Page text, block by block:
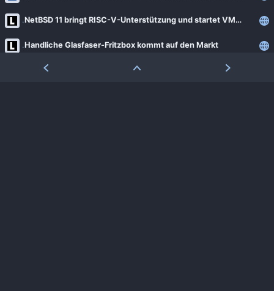
NetBSD 11 bringt RISC-V-Unterstützung und startet VMs schneller
Handliche Glasfaser-Fritzbox kommt auf den Markt
Lazyjournal vereinfacht den Zugriff auf Log-Dateien